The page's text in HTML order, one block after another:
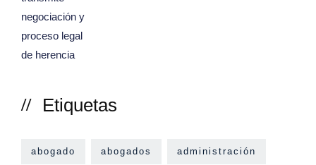
Etiquetas
abogado abogados administración